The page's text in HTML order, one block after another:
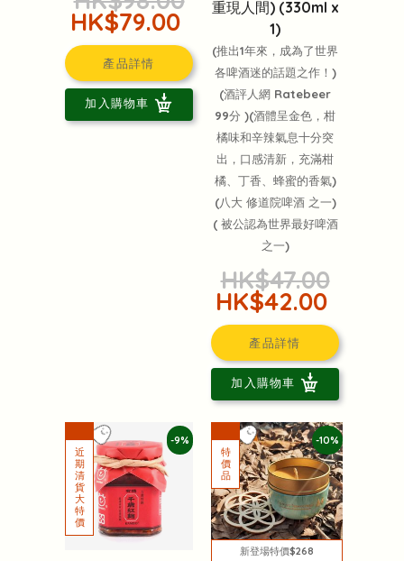
HK$79.00
產品詳情
加入購物車
重現人間) (330ml x
1)
(推出1年來，成為了世界
各啤酒迷的話題之作！)
(酒評人網 Ratebeer
99分 )(酒體呈金色，柑
橘味和辛辣氣息十分突
出，口感清新，充滿柑
橘、丁香、蜂蜜的香氣)
(八大 修道院啤酒 之一)
( 被公認為世界最好啤酒
之一)
HK$47.00
HK$42.00
產品詳情
加入購物車
-9% -10%
新登場特價$268